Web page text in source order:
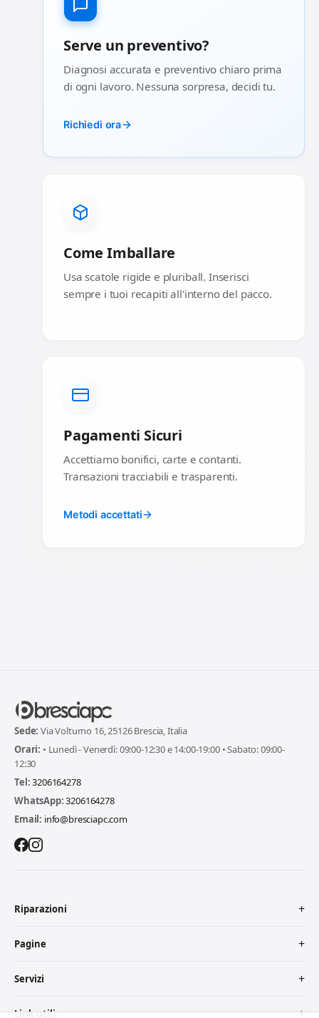
Serve un preventivo?
Diagnosi accurata e preventivo chiaro prima
di ogni lavoro. Nessuna sorpresa, decidi tu.
Richiedi ora
Come Imballare
Usa scatole rigide e pluriball. Inserisci
sempre i tuoi recapiti all'interno del pacco.
Pagamenti Sicuri
Accettiamo bonifici, carte e contanti.
Transazioni tracciabili e trasparenti.
Metodi accettati
Sede: Via Volturno 16, 25126 Brescia, Italia
Orari: • Lunedì - Venerdì: 09:00-12:30 e 14:00-19:00 • Sabato: 09:00-
12:30
Tel:3206164278
WhatsApp:3206164278
Email: info@bresciapc.com
Riparazioni
Pagine
Servizi
Link utili